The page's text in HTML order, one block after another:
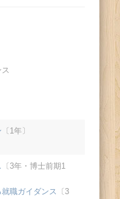
〔1年〕
〔3年・博士前期1
職ガイダンス
〔3